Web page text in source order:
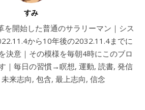
すみ
を開始した普通のサラリーマン｜シス
から10年後の2032.11.4までに
決意｜その模様を毎朝4時にこのブロ
｜毎日の習慣→瞑想, 運動, 読書, 発信
未来志向, 包含, 最上志向, 信念